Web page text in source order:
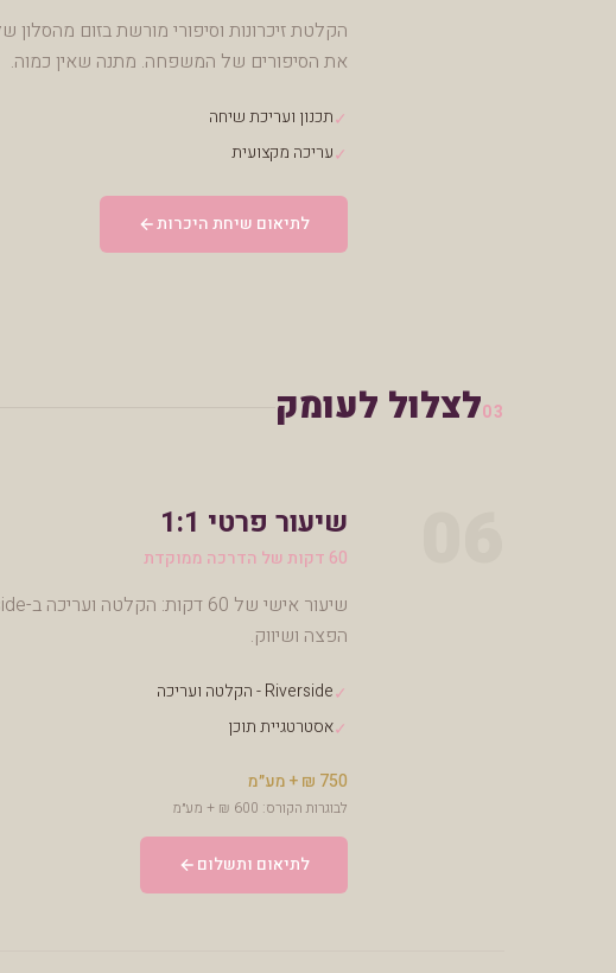
הקלטת זיכרונות וסיפורי מורשת בזום
את הסיפורים של המשפחה. מתנה שאין כמוה.
✓תכנון ועריכת שיחה
✓עריכה מקצועית
לתיאום שיחת היכרות
03לצלול לעומק
שיעור פרטי 1:1
60 דקות של הדרכה ממוקדת
הפצה ושיווק.
✓Riverside - הקלטה ועריכה
✓אסטרטגיית תוכן
750 ₪ + מע״מ
לבוגרות הקורס: 600 ₪ + מע״מ
לתיאום ותשלום